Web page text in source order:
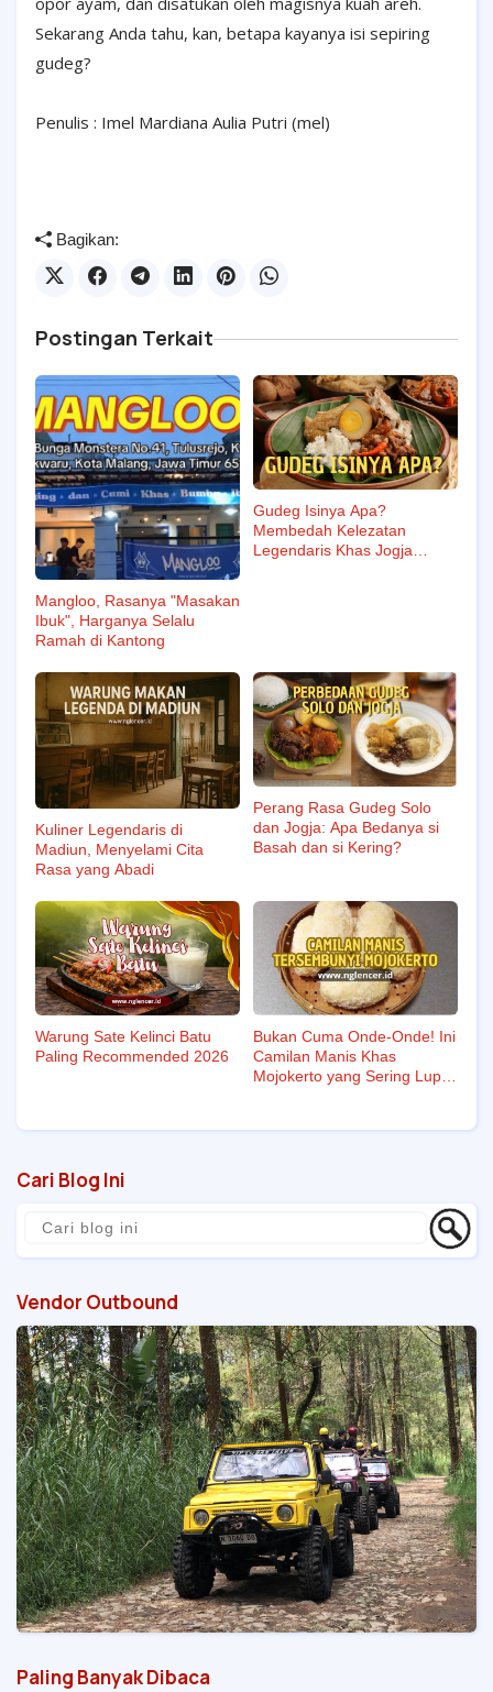
Sekarang Anda tahu, kan, betapa kayanya isi sepiring
gudeg?
Penulis : Imel Mardiana Aulia Putri (mel)
Bagikan:
Postingan Terkait
Mangloo, Rasanya "Masakan
Ibuk", Harganya Selalu
Ramah di Kantong
Gudeg Isinya Apa?
Membedah Kelezatan
Legendaris Khas Jogja
Kuliner Legendaris di
Madiun, Menyelami Cita
Rasa yang Abadi
Perang Rasa Gudeg Solo
dan Jogja: Apa Bedanya si
Basah dan si Kering?
Warung Sate Kelinci Batu
Paling Recommended 2026
Bukan Cuma Onde-Onde! Ini
Camilan Manis Khas
Mojokerto yang Sering Luput
Cari Blog Ini
Vendor Outbound
Paling Banyak Dibaca